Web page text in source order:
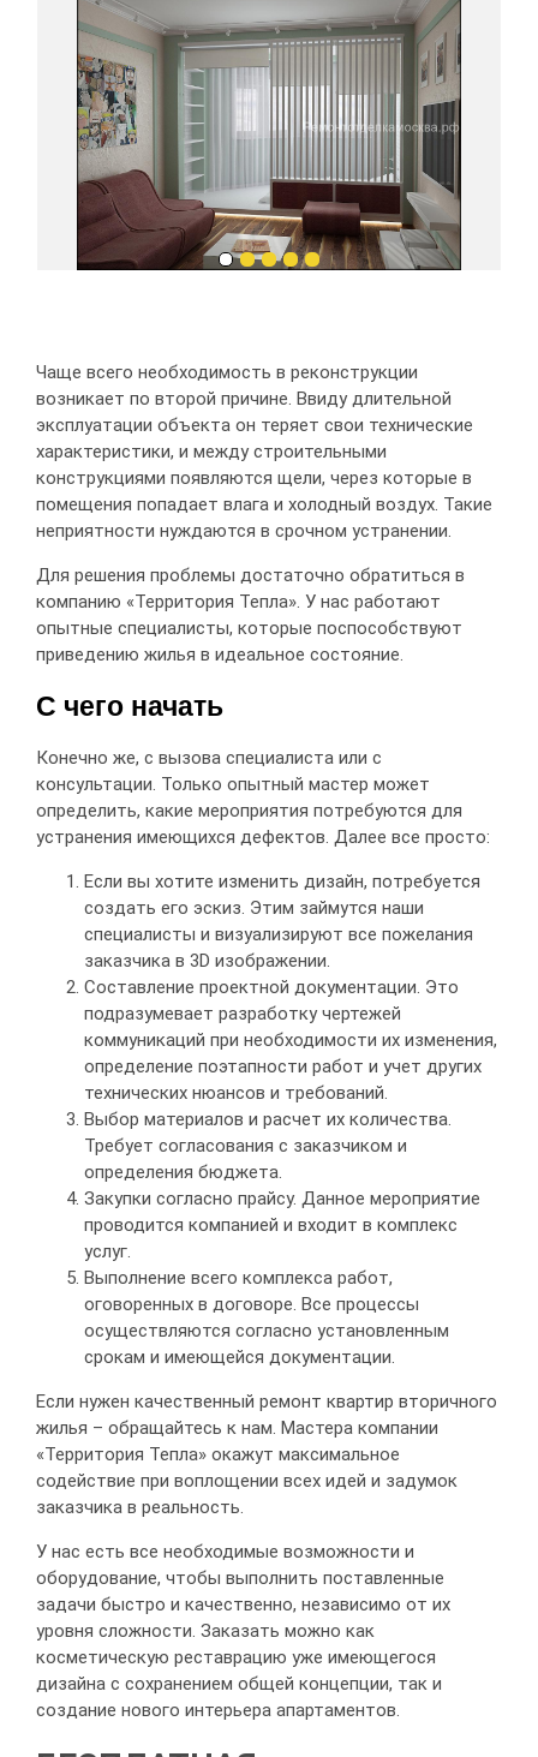
Чаще всего необходимость в реконструкции
возникает по второй причине. Ввиду длительной
эксплуатации объекта он теряет свои технические
характеристики, и между строительными
конструкциями появляются щели, через которые в
помещения попадает влага и холодный воздух. Такие
неприятности нуждаются в срочном устранении.
Для решения проблемы достаточно обратиться в
компанию «Территория Тепла». У нас работают
опытные специалисты, которые поспособствуют
приведению жилья в идеальное состояние.
С чего начать
Конечно же, с вызова специалиста или с
консультации. Только опытный мастер может
определить, какие мероприятия потребуются для
устранения имеющихся дефектов. Далее все просто:
Если вы хотите изменить дизайн, потребуется
создать его эскиз. Этим займутся наши
специалисты и визуализируют все пожелания
заказчика в 3D изображении.
Составление проектной документации. Это
подразумевает разработку чертежей
коммуникаций при необходимости их изменения,
определение поэтапности работ и учет других
технических нюансов и требований.
Выбор материалов и расчет их количества.
Требует согласования с заказчиком и
определения бюджета.
Закупки согласно прайсу. Данное мероприятие
проводится компанией и входит в комплекс
услуг.
Выполнение всего комплекса работ,
оговоренных в договоре. Все процессы
осуществляются согласно установленным
срокам и имеющейся документации.
Если нужен качественный ремонт квартир вторичного
жилья – обращайтесь к нам. Мастера компании
«Территория Тепла» окажут максимальное
содействие при воплощении всех идей и задумок
заказчика в реальность.
У нас есть все необходимые возможности и
оборудование, чтобы выполнить поставленные
задачи быстро и качественно, независимо от их
уровня сложности. Заказать можно как
косметическую реставрацию уже имеющегося
дизайна с сохранением общей концепции, так и
создание нового интерьера апартаментов.